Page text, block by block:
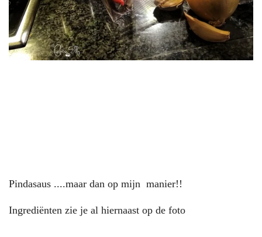
Pindasaus ....maar dan op mijn manier!!
Ingrediënten zie je al hiernaast op de foto